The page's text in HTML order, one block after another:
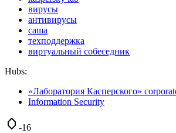
вирусы
антивирусы
саша
техподдержка
виртуальный собеседник
Hubs:
«Лаборатория Касперского»
Information Security
-16